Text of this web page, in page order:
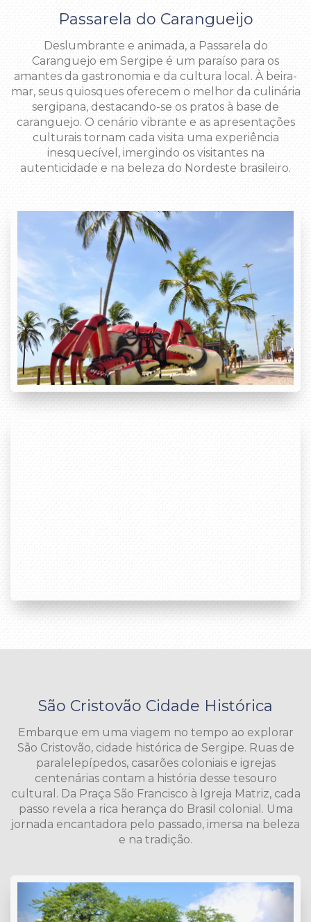
Passarela do Carangueijo
Deslumbrante e animada, a Passarela do
Caranguejo em Sergipe é um paraíso para os
amantes da gastronomia e da cultura local. À beira-
mar, seus quiosques oferecem o melhor da culinária
sergipana, destacando-se os pratos à base de
caranguejo. O cenário vibrante e as apresentações
culturais tornam cada visita uma experiência
inesquecível, imergindo os visitantes na
autenticidade e na beleza do Nordeste brasileiro.
São Cristovão Cidade Histórica
Embarque em uma viagem no tempo ao explorar
São Cristovão, cidade histórica de Sergipe. Ruas de
paralelepípedos, casarões coloniais e igrejas
centenárias contam a história desse tesouro
cultural. Da Praça São Francisco à Igreja Matriz, cada
passo revela a rica herança do Brasil colonial. Uma
jornada encantadora pelo passado, imersa na beleza
e na tradição.
Previous Next